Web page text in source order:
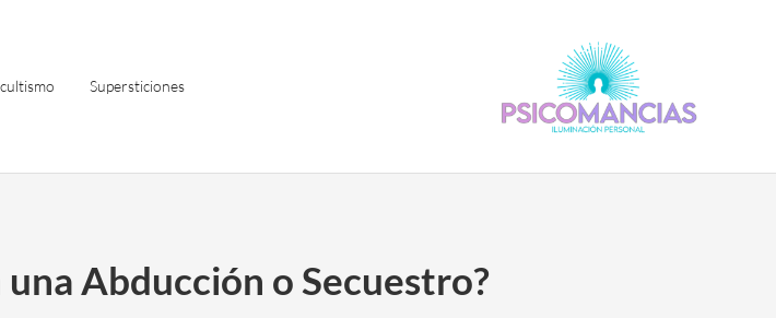
Supersticiones
Abducción o Secuestro?